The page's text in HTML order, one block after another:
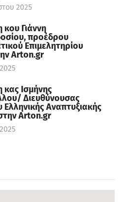
2025
κου Γιάννη
πρoέδρου
Επιμελητηρίου
Arton.gr
κας Ισμήνης
Διευθύνουσας
Αναπτυξιακής
Arton.gr